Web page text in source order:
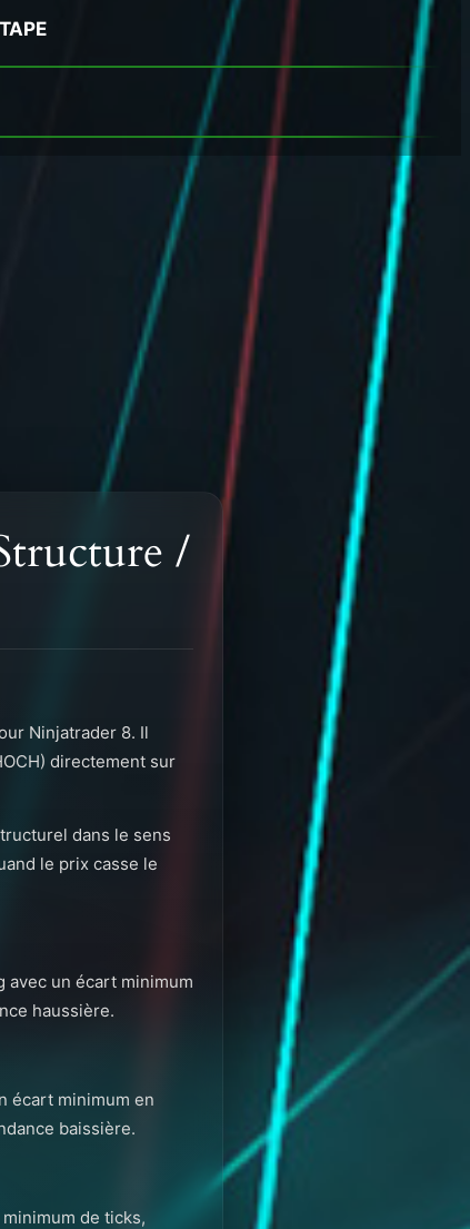
/
Ninjatrader 8. Il
directement sur
dans le sens
le prix casse le
avec un écart minimum
haussière.
écart minimum en
baissière.
de ticks,